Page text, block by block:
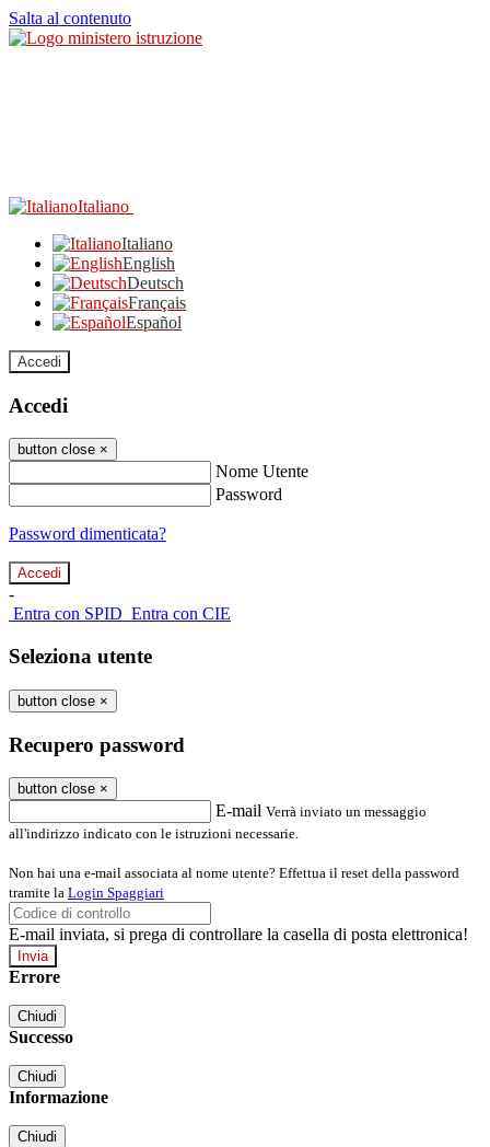
Salta al contenuto
Italiano
Italiano
English
Deutsch
Français
Español
Accedi
Accedi
button close ×
Nome Utente
Password
Password dimenticata?
-
Entra con SPID Entra con CIE
Seleziona utente
button close ×
Recupero password
button close ×
E-mail Verrà inviato un messaggio
all'indirizzo indicato con le istruzioni necessarie.
Non hai una e-mail associata al nome utente? Effettua il reset della password
tramite la Login Spaggiari
E-mail inviata, si prega di controllare la casella di posta elettronica!
Errore
Chiudi
Successo
Chiudi
Informazione
Chiudi